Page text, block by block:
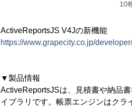
10
ActiveReportsJS V4Jの新機能
https://www.grapecity.co.jp/
▼製品情報
ActiveReportsJSは、見積書や納品
イブラリです。帳票エンジンはクラ